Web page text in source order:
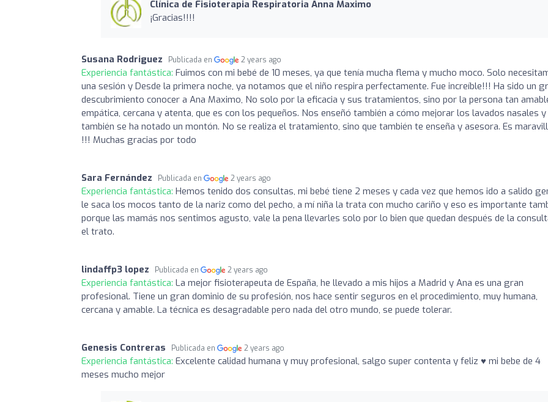
Clínica de Fisioterapia Respiratoria Anna Maximo
¡Gracias!!!!
Susana Rodriguez Publicada en 2 years ago
Experiencia fantástica: Fuimos con mi bebé de 10 meses, ya que tenía mucha flema y mucho moco. Solo
una sesión y Desde la primera noche, ya notamos que el niño respira perfectamente. Fue increíble!!! Ha sido un
descubrimiento conocer a Ana Maximo, No solo por la eficacia y sus tratamientos, sino por la persona tan
empática, cercana y atenta, que es con los pequeños. Nos enseñó también a cómo mejorar los lavados nasales
también se ha notado un montón. No se realiza el tratamiento, sino que también te enseña y asesora. Es
!!! Muchas gracias por todo
Sara Fernández Publicada en 2 years ago
Experiencia fantástica: Hemos tenido dos consultas, mi bebé tiene 2 meses y cada vez que hemos ido a salido
le saca los mocos tanto de la nariz como del pecho, a mí niña la trata con mucho cariño y eso es importante
porque las mamás nos sentimos agusto, vale la pena llevarles solo por lo bien que quedan después de la
el trato.
lindaffp3 lopez Publicada en 2 years ago
Experiencia fantástica: La mejor fisioterapeuta de España, he llevado a mis hijos a Madrid y Ana es una gran
profesional. Tiene un gran dominio de su profesión, nos hace sentir seguros en el procedimiento, muy humana,
cercana y amable. La técnica es desagradable pero nada del otro mundo, se puede tolerar.
Genesis Contreras Publicada en 2 years ago
Experiencia fantástica: Excelente calidad humana y muy profesional, salgo super contenta y feliz ♥️ mi bebe de 4
meses mucho mejor